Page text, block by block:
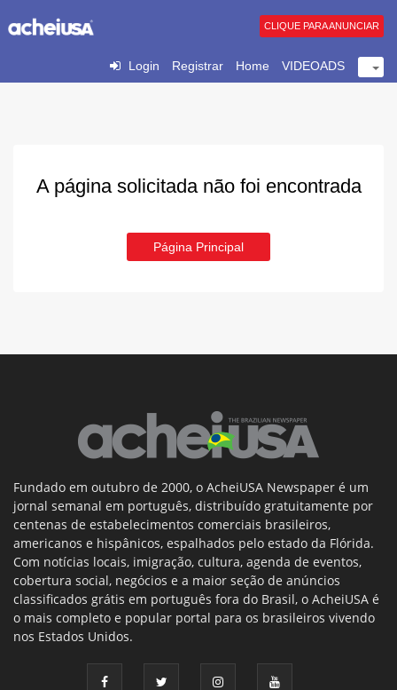
Login Registrar Home VIDEOADS
CLIQUE PARA ANUNCIAR
A página solicitada não foi encontrada
Página Principal
Fundado em outubro de 2000, o AcheiUSA Newspaper é um
jornal semanal em português, distribuído gratuitamente por
centenas de estabelecimentos comerciais brasileiros,
americanos e hispânicos, espalhados pelo estado da Flórida.
Com notícias locais, imigração, cultura, agenda de eventos,
cobertura social, negócios e a maior seção de anúncios
classificados grátis em português fora do Brasil, o AcheiUSA é
o mais completo e popular portal para os brasileiros vivendo
nos Estados Unidos.